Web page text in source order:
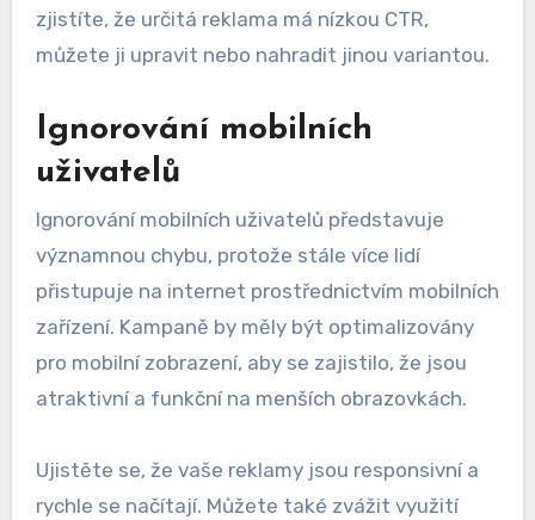
zjistíte, že určitá reklama má nízkou CTR,
můžete ji upravit nebo nahradit jinou variantou.
Ignorování mobilních
uživatelů
Ignorování mobilních uživatelů představuje
významnou chybu, protože stále více lidí
přistupuje na internet prostřednictvím mobilních
zařízení. Kampaně by měly být optimalizovány
pro mobilní zobrazení, aby se zajistilo, že jsou
atraktivní a funkční na menších obrazovkách.
Ujistěte se, že vaše reklamy jsou responsivní a
rychle se načítají. Můžete také zvážit využití